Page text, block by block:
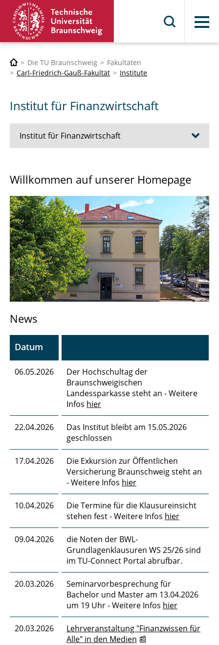
Menü
Die TU Braunschweig
Fakultäten
Carl-Friedrich-Gauß-Fakultät
Institute
Institut für Finanzwirtschaft
Institut für Finanzwirtschaft
Team
Forschung
Sonstiges
Kontakt
Willkommen auf unserer Homepage
News
Datum
06.05.2026
Der Hochschultag der
Braunschweigischen
Landessparkasse steht an - Weitere
Infos hier
22.04.2026
Das Institut bleibt am 15.05.2026
geschlossen
17.04.2026
Die Exkursion zur Öffentlichen
Versicherung Braunschweig steht an
- Weitere Infos hier
10.04.2026
Die Termine für die Klausureinsicht
stehen fest - Weitere Infos hier
09.04.2026
die Noten der BWL-
Grundlagenklausuren WS 25/26 sind
im TU-Connect Portal abrufbar.
20.03.2026
Seminarvorbesprechung für
Bachelor und Master am 13.04.2026
um 19 Uhr - Weitere Infos hier
20.03.2026
Lehrveranstaltung "Finanzwissen für
Alle" in den Medien 📰